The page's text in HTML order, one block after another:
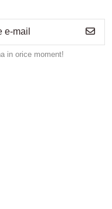
in orice moment!